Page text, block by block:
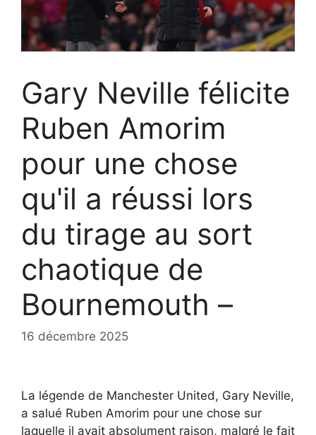
Gary Neville félicite
Ruben Amorim
pour une chose
qu'il a réussi lors
du tirage au sort
chaotique de
Bournemouth –
16 décembre 2025
La légende de Manchester United, Gary Neville,
a salué Ruben Amorim pour une chose sur
laquelle il avait absolument raison, malgré le fait